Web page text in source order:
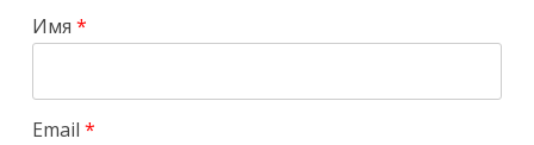
Имя*
Email*